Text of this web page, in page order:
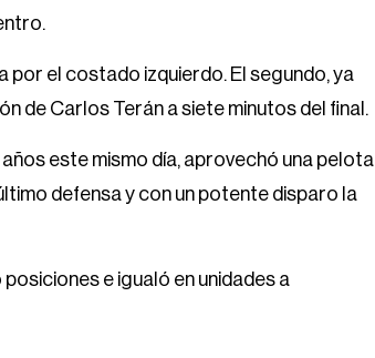
el costado izquierdo. El segundo, ya
de Carlos Terán a siete minutos del final.
años este mismo día, aprovechó una pelota
defensa y con un potente disparo la
e igualó en unidades a